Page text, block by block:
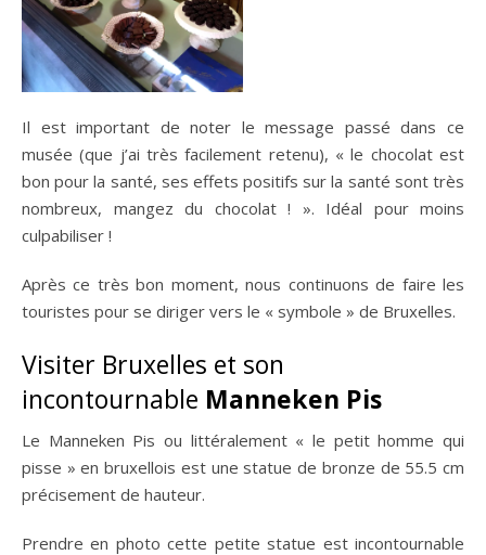
Il est important de noter le message passé dans ce
musée (que j’ai très facilement retenu), « le chocolat est
bon pour la santé, ses effets positifs sur la santé sont très
nombreux, mangez du chocolat ! ». Idéal pour moins
culpabiliser !
Après ce très bon moment, nous continuons de faire les
touristes pour se diriger vers le « symbole » de Bruxelles.
Visiter Bruxelles et son
incontournable Manneken Pis
Le Manneken Pis ou littéralement « le petit homme qui
pisse » en bruxellois est une statue de bronze de 55.5 cm
précisement de hauteur.
Prendre en photo cette petite statue est incontournable